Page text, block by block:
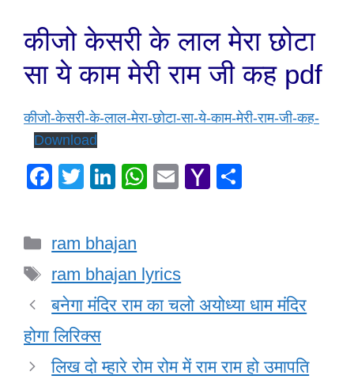
कीजो केसरी के लाल मेरा छोटा
सा ये काम मेरी राम जी कह pdf
कीजो-केसरी-के-लाल-मेरा-छोटा-सा-ये-काम-मेरी-राम-जी-कह-
Download
F
e
b
o
o
k
T
er
Li
e
dI
n
W
A
p
E
Y
M
Categories
ram bhajan
Tags
ram bhajan lyrics
बनेगा मंदिर राम का चलो अयोध्या धाम मंदिर
होगा लिरिक्स
लिख दो म्हारे रोम रोम में राम राम हो उमापति